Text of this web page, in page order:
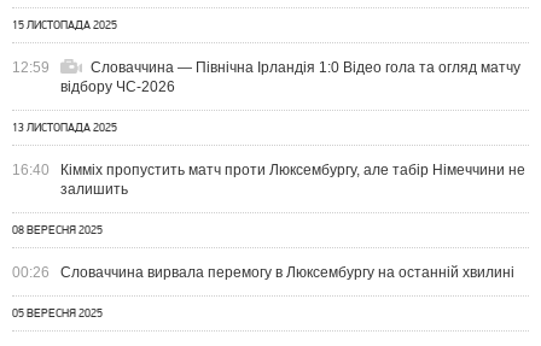
15 ЛИСТОПАДА 2025
12:59
Словаччина — Північна Ірландія 1:0 Відео гола та огляд матчу
відбору ЧС-2026
13 ЛИСТОПАДА 2025
16:40
Кімміх пропустить матч проти Люксембургу, але табір Німеччини не
залишить
08 ВЕРЕСНЯ 2025
00:26 Словаччина вирвала перемогу в Люксембургу на останній хвилині
05 ВЕРЕСНЯ 2025